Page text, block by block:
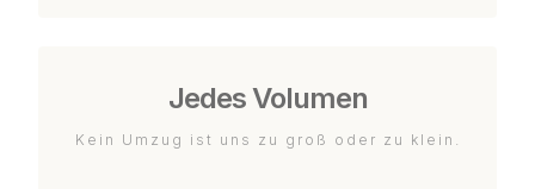
Jedes Volumen
Kein Umzug ist uns zu groß oder zu klein.